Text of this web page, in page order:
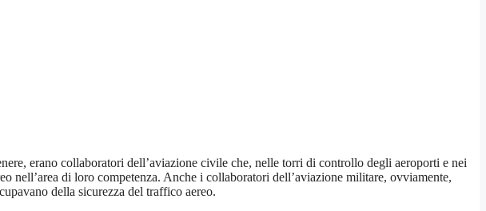
erano collaboratori dell’aviazione civile che, nelle torri di controllo degli aeroporti e nei
nell’area di loro competenza. Anche i collaboratori dell’aviazione militare, ovviamente,
della sicurezza del traffico aereo.